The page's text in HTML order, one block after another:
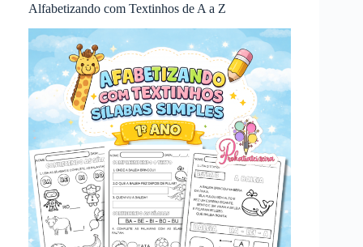
Alfabetizando com Textinhos de A a Z